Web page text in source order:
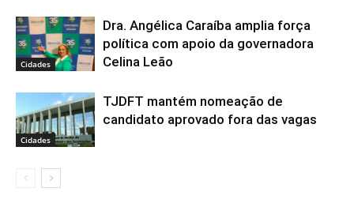
Cidades
Dra. Angélica Caraíba amplia força
política com apoio da governadora
Celina Leão
Cidades
TJDFT mantém nomeação de
candidato aprovado fora das vagas